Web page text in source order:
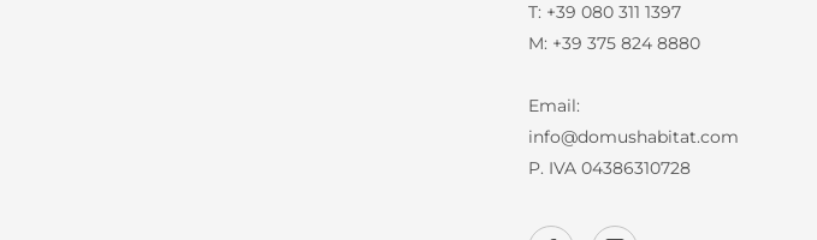
T: +39 080 311 1397
M: +39 375 824 8880
Email:
info@domushabitat.com
P. IVA 04386310728